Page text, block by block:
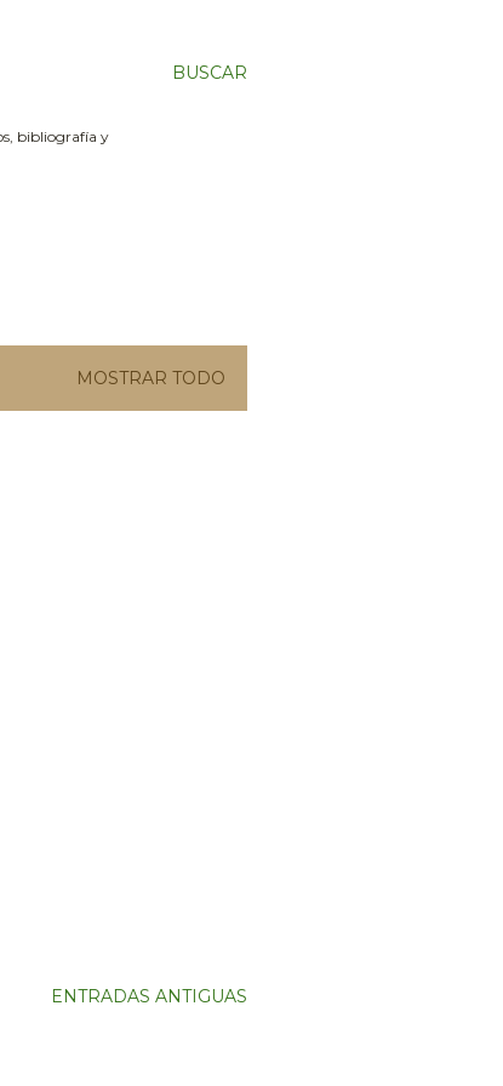
BUSCAR
bibliografía y
MOSTRAR TODO
ENTRADAS ANTIGUAS